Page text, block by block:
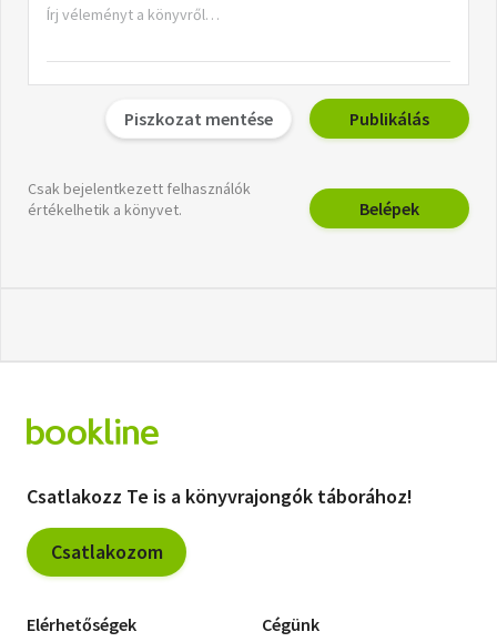
Piszkozat mentése Publikálás
Csak bejelentkezett felhasználók
értékelhetik a könyvet.
Belépek
Csatlakozz Te is a könyvrajongók táborához!
Csatlakozom
Elérhetőségek Cégünk